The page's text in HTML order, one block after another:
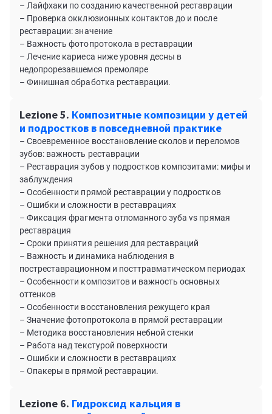
– Лайфхаки по созданию качественной реставрации
– Проверка окклюзионных контактов до и после
реставрации: значение
– Важность фотопротокола в реставрации
– Лечение кариеса ниже уровня десны в
недопрорезавшемся премоляре
– Финишная обработка реставрации.
Lezione 5. Композитные композиции у детей
и подростков в повседневной практике
– Своевременное восстановление сколов и переломов
зубов: важность реставрации
– Реставрация зубов у подростков композитами: мифы и
заблуждения
– Особенности прямой реставрации у подростков
– Ошибки и сложности в реставрациях
– Фиксация фрагмента отломанного зуба vs прямая
реставрация
– Сроки принятия решения для реставраций
– Важность и динамика наблюдения в
постреставрационном и посттравматическом периодах
– Особенности композитов и важность основных
оттенков
– Особенности восстановления режущего края
– Значение фотопротокола в прямой реставрации
– Методика восстановления небной стенки
– Работа над текстурой поверхности
– Ошибки и сложности в реставрациях
– Опакеры в прямой реставрации.
Lezione 6. Гидроксид кальция в